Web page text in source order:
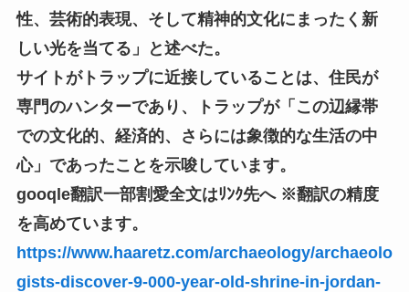
性、芸術的表現、そして精神的文化にまったく新
しい光を当てる」と述べた。
サイトがトラップに近接していることは、住民が
専門のハンターであり、トラップが「この辺縁帯
での文化的、経済的、さらには象徴的な生活の中
心」であったことを示唆しています。
gooqle翻訳一部割愛全文はﾘﾝｸ先へ ※翻訳の精度
を高めています。
https://www.haaretz.com/archaeology/archaeolo
gists-discover-9-000-year-old-shrine-in-jordan-